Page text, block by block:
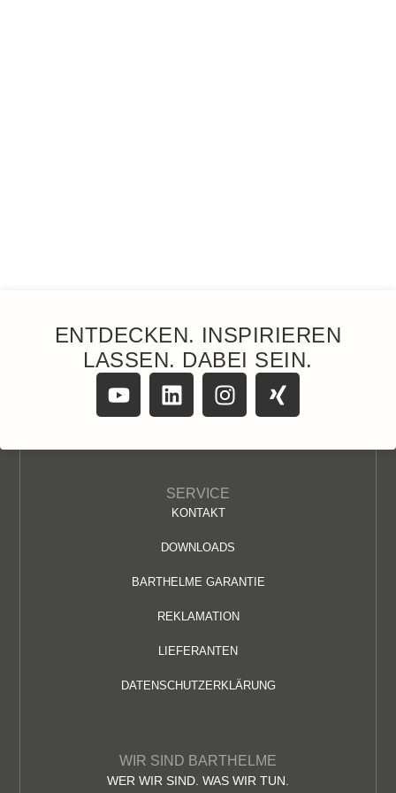
ENTDECKEN. INSPIRIEREN
LASSEN. DABEI SEIN.
SERVICE
KONTAKT
DOWNLOADS
BARTHELME GARANTIE
REKLAMATION
LIEFERANTEN
DATENSCHUTZERKLÄRUNG
WIR SIND BARTHELME
WER WIR SIND. WAS WIR TUN.